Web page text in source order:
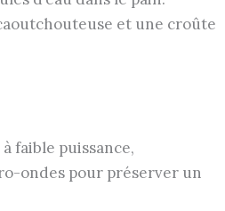
et une croûte
faible puissance,
ondes pour préserver un